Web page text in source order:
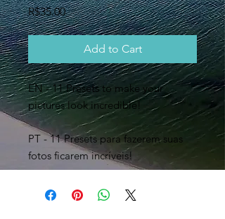
R$35.00Price
Add to Cart
EN - 11 Presets to make your
pictures look incredible!
PT - 11 Presets para fazerem suas
fotos ficarem incríveis!